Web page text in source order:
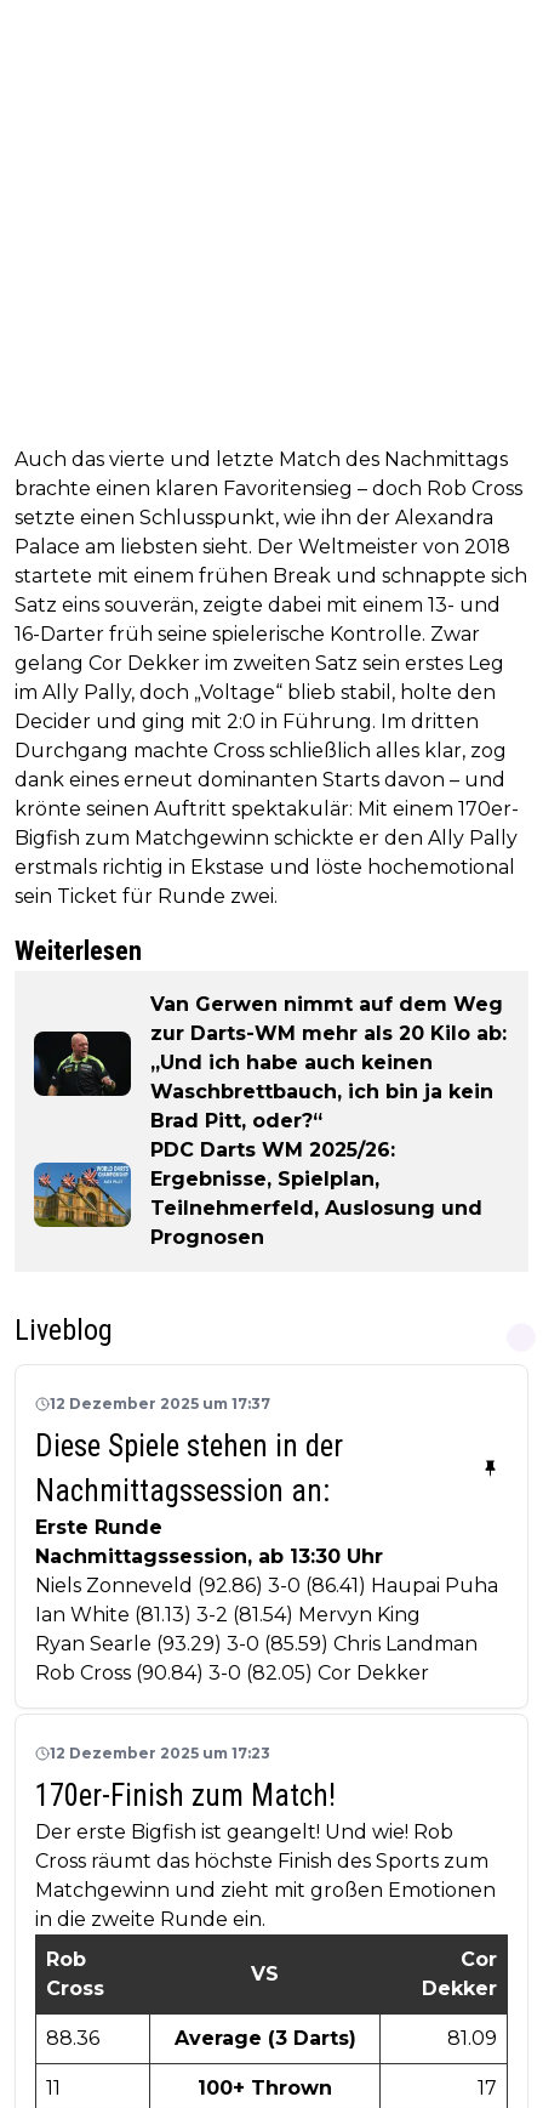
Auch das vierte und letzte Match des Nachmittags
brachte einen klaren Favoritensieg – doch Rob Cross
setzte einen Schlusspunkt, wie ihn der Alexandra
Palace am liebsten sieht. Der Weltmeister von 2018
startete mit einem frühen Break und schnappte sich
Satz eins souverän, zeigte dabei mit einem 13- und
16-Darter früh seine spielerische Kontrolle. Zwar
gelang Cor Dekker im zweiten Satz sein erstes Leg
im Ally Pally, doch „Voltage“ blieb stabil, holte den
Decider und ging mit 2:0 in Führung. Im dritten
Durchgang machte Cross schließlich alles klar, zog
dank eines erneut dominanten Starts davon – und
krönte seinen Auftritt spektakulär: Mit einem 170er-
Bigfish zum Matchgewinn schickte er den Ally Pally
erstmals richtig in Ekstase und löste hochemotional
sein Ticket für Runde zwei.
Weiterlesen
Van Gerwen nimmt auf dem Weg
zur Darts-WM mehr als 20 Kilo ab:
„Und ich habe auch keinen
Waschbrettbauch, ich bin ja kein
Brad Pitt, oder?“
PDC Darts WM 2025/26:
Ergebnisse, Spielplan,
Teilnehmerfeld, Auslosung und
Prognosen
Liveblog
12 Dezember 2025 um 17:37
Diese Spiele stehen in der
Nachmittagssession an:
Erste Runde
Nachmittagssession, ab 13:30 Uhr
Niels Zonneveld (92.86) 3-0 (86.41) Haupai Puha
Ian White (81.13) 3-2 (81.54) Mervyn King
Ryan Searle (93.29) 3-0 (85.59) Chris Landman
Rob Cross (90.84) 3-0 (82.05) Cor Dekker
12 Dezember 2025 um 17:23
170er-Finish zum Match!
Der erste Bigfish ist geangelt! Und wie! Rob
Cross räumt das höchste Finish des Sports zum
Matchgewinn und zieht mit großen Emotionen
in die zweite Runde ein.
Rob
Cross
VS
Cor
Dekker
88.36 Average (3 Darts) 81.09
11 100+ Thrown 17